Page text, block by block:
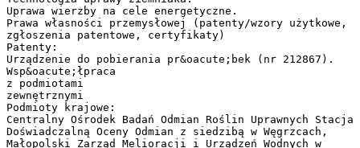
Uprawa wierzby na cele energetyczne.
Prawa własności przemysłowej (patenty/wzory użytkowe,
zgłoszenia patentowe, certyfikaty)
Patenty:
Urządzenie do pobierania pr&oacute;bek (nr 212867).
Wsp&oacute;łpraca
z podmiotami
zewnętrznymi
Podmioty krajowe:
Centralny Ośrodek Badań Odmian Roślin Uprawnych Stacja
Doświadczalną Oceny Odmian z siedzibą w Węgrzcach,
Małopolski Zarząd Melioracji i Urządzeń Wodnych w